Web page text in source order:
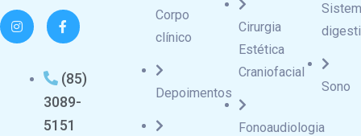
(85)
3089-
5151
Corpo
clínico
Depoimentos
Cirurgia
Estética
Craniofacial
Fonoaudiologia
Sono